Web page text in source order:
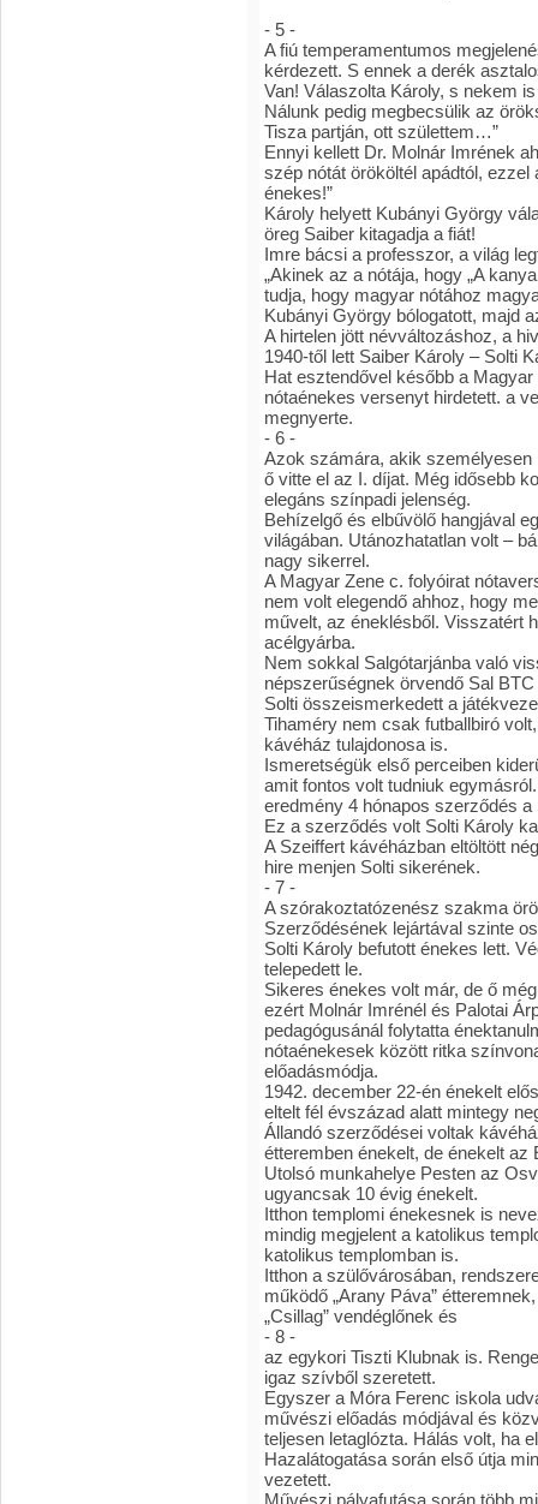
- 5 -
A fiú temperamentumos
kérdezett. S ennek a derék
Van! Válaszolta Károly, s nekem
Nálunk pedig megbecsülik az
Tisza partján, ott születtem…”
Ennyi kellett Dr. Molnár Imrének
szép nótát örököltél apádtól,
énekes!”
Károly helyett Kubányi György
öreg Saiber kitagadja a fiát!
Imre bácsi a professzor, a világ
„Akinek az a nótája, hogy „A
tudja, hogy magyar nótához
Kubányi György bólogatott, majd
A hirtelen jött névváltozáshoz, a
1940-től lett Saiber Károly – Solti
Hat esztendővel később a
nótaénekes versenyt hirdetett. a
megnyerte.
- 6 -
Azok számára, akik
ő vitte el az I. díjat. Még idősebb
elegáns színpadi jelenség.
Behízelgő és elbűvölő hangjával
világában. Utánozhatatlan volt –
nagy sikerrel.
A Magyar Zene c. folyóirat
nem volt elegendő ahhoz, hogy
művelt, az éneklésből. Visszatért
acélgyárba.
Nem sokkal Salgótarjánba való
népszerűségnek örvendő Sal
Solti összeismerkedett a
Tihaméry nem csak futballbiró
kávéház tulajdonosa is.
Ismeretségük első perceiben
amit fontos volt tudniuk
eredmény 4 hónapos szerződés
Ez a szerződés volt Solti Károly
A Szeiffert kávéházban eltöltött
hire menjen Solti sikerének.
- 7 -
A szórakoztatózenész szakma
Szerződésének lejártával szinte
Solti Károly befutott énekes lett.
telepedett le.
Sikeres énekes volt már, de ő
ezért Molnár Imrénél és Palotai
pedagógusánál folytatta
nótaénekesek között ritka
előadásmódja.
1942. december 22-én énekelt
eltelt fél évszázad alatt mintegy
Állandó szerződései voltak
étteremben énekelt, de énekelt
Utolsó munkahelye Pesten az
ugyancsak 10 évig énekelt.
Itthon templomi énekesnek is
mindig megjelent a katolikus
katolikus templomban is.
Itthon a szülővárosában,
működő „Arany Páva”
„Csillag” vendéglőnek és
- 8 -
az egykori Tiszti Klubnak is.
igaz szívből szeretett.
Egyszer a Móra Ferenc iskola
művészi előadás módjával és
teljesen letaglózta. Hálás volt, ha
Hazalátogatása során első útja
vezetett.
Művészi pályafutása során több